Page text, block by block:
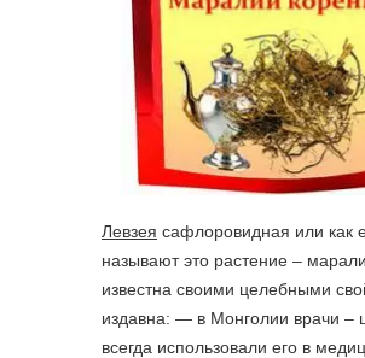
Левзея сафлоровидная или как
называют это растение –
известна своими целебными
издавна: — в Монголии врачи –
всегда использовали его в